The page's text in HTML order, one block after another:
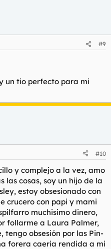
#9
un tio perfecto para mi
#10
y complejo a la vez, amo
las cosas, soy un hijo de la
estoy obsesionado con
crucero con papi y mami
muchisimo dinero,
follarme a Laura Palmer,
tengo obsesión por las Pin-
forera caeria rendida a mi